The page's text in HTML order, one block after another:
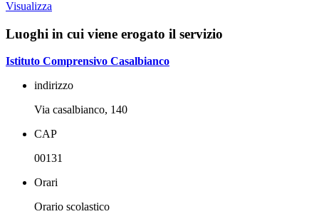
Visualizza
Luoghi in cui viene erogato il servizio
Istituto Comprensivo Casalbianco
indirizzo
Via casalbianco, 140
CAP
00131
Orari
Orario scolastico